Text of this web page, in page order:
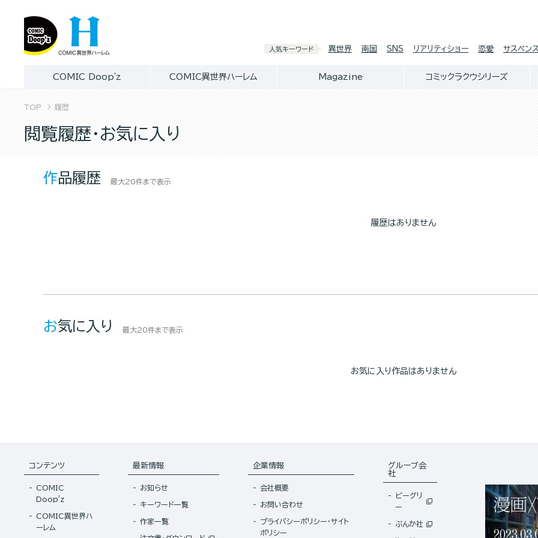
人気キーワード 異世界 南国 SNS リアリティショー 恋愛 サスペン
COMIC Doop'z COMIC異世界ハーレム Magazine コミックラクウシリーズ
TOP 履歴
閲覧履歴・お気に入り
作品履歴 最大20件まで表示
履歴はありません
お気に入り 最大20件まで表示
お気に入り作品はありません
コンテンツ
COMIC
Doop'z
COMIC異世界ハ
ーレム
最新情報
お知らせ
キーワード一覧
作家一覧
企業情報
会社概要
お問い合わせ
プライバシーポリシー・サイト
ポリシー
グループ会
社
ビーグリ
ー
ぶんか社